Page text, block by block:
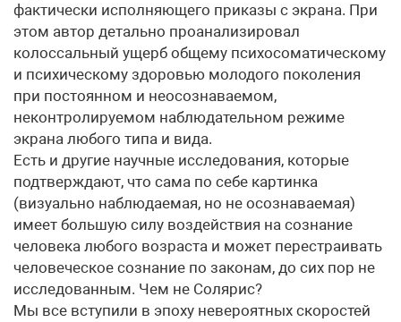
фактически исполняющего приказы с экрана. При
этом автор детально проанализировал
колоссальный ущерб общему психосоматическому
и психическому здоровью молодого поколения
при постоянном и неосознаваемом,
неконтролируемом наблюдательном режиме
экрана любого типа и вида.
Есть и другие научные исследования, которые
подтверждают, что сама по себе картинка
(визуально наблюдаемая, но не осознаваемая)
имеет большую силу воздействия на сознание
человека любого возраста и может перестраивать
человеческое сознание по законам, до сих пор не
исследованным. Чем не Солярис?
Мы все вступили в эпоху невероятных скоростей